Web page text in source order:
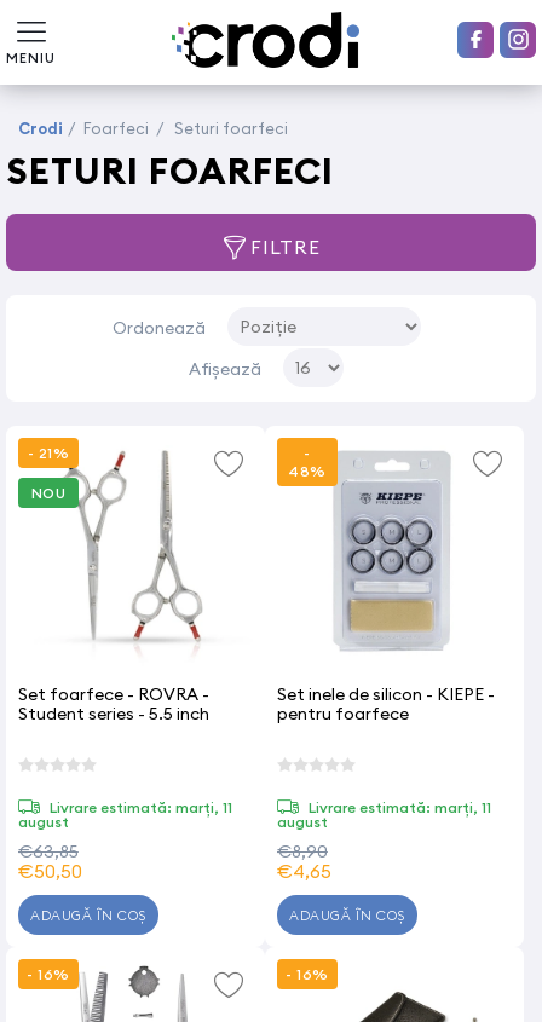
MENIU
Crodi / Foarfeci / Seturi foarfeci
SETURI FOARFECI
FILTRE
Ordonează
Afișează
- 21%
NOU
Set foarfece - ROVRA -
Student series - 5.5 inch
Livrare estimată: marți, 11
august
€63,85
€50,50
ADAUGĂ ÎN COȘ
-
48%
Set inele de silicon - KIEPE -
pentru foarfece
Livrare estimată: marți, 11
august
€8,90
€4,65
ADAUGĂ ÎN COȘ
- 16% - 16%